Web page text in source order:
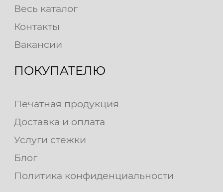
Весь каталог
Контакты
Вакансии
ПОКУПАТЕЛЮ
Печатная продукция
Доставка и оплата
Услуги стежки
Блог
Политика конфиденциальности